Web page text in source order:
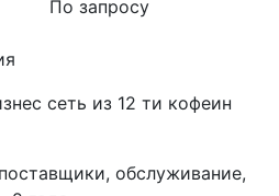
По запросу
сеть из 12 ти кофеин
обслуживание,